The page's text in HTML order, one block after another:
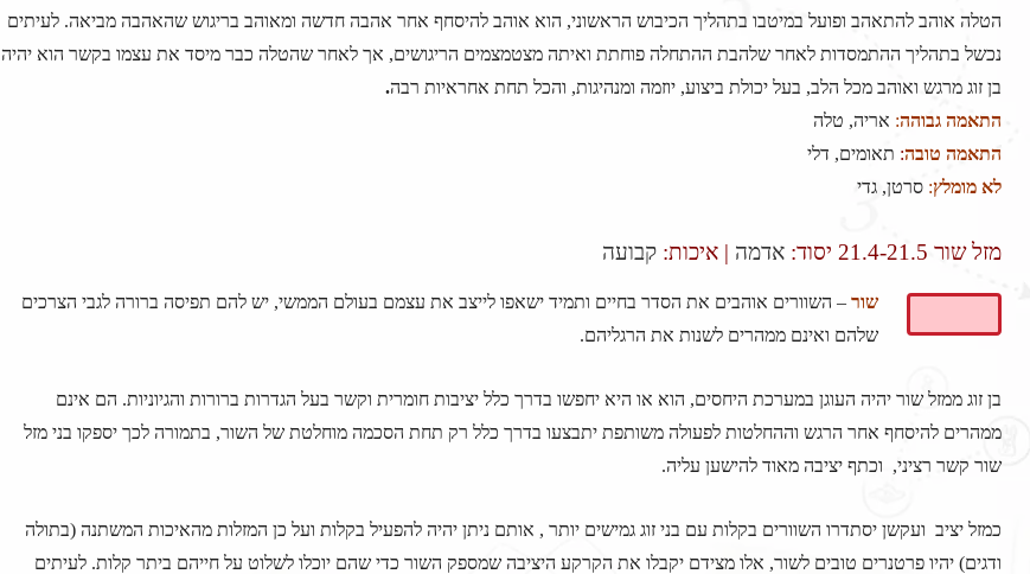
הטלה אוהב להתאהב ופועל במיטבו בתהליך הכיבוש הראשוני, הוא אוהב להיסחף אחר אהבה חדשה ומאוהב בריגוש שהאהבה מביאה. לעיתים
נכשל בתהליך ההתמסדות לאחר שלהבת ההתחלה פוחתת ואיתה מצטמצמים הריגושים, אך לאחר שהטלה כבר מיסד את עצמו בקשר הוא יהיה
בן זוג מרגש ואוהב מכל הלב, בעל יכולת ביצוע, יוזמה ומנהיגות, והכל תחת אחראיות רבה.
התאמה גבוהה: אריה, טלה
התאמה טובה: תאומים, דלי
לא מומלץ: סרטן, גדי
מזל שור 21.4-21.5 יסוד: אדמה | איכות: קבועה
שור – השוורים אוהבים את הסדר בחיים ותמיד ישאפו לייצב את עצמם בעולם הממשי, יש להם תפיסה ברורה לגבי הצרכים
שלהם ואינם ממהרים לשנות את הרגליהם.
בן זוג ממזל שור יהיה העוגן במערכת היחסים, הוא או היא יחפשו בדרך כלל יציבות חומרית וקשר בעל הגדרות ברורות והגיוניות. הם אינם
ממהרים להיסחף אחר הרגש וההחלטות לפעולה משותפת יתבצעו בדרך כלל רק תחת הסכמה מוחלטת של השור, בתמורה לכך יספקו בני מזל
שור קשר רציני, וכתף יציבה מאוד להישען עליה.
כמזל יציב ועקשן יסתדרו השוורים בקלות עם בני זוג גמישים יותר , אותם ניתן יהיה להפעיל בקלות ועל כן המזלות מהאיכות המשתנה (בתולה
ודגים) יהיו פרטנרים טובים לשור, אלו מצידם יקבלו את הקרקע היציבה שמספק השור כדי שהם יוכלו לשלוט על חייהם ביתר קלות. לעיתים